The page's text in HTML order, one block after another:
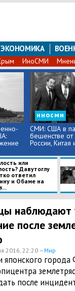
ЭКОНОМИКА
ИноСМИ
иносми
СМИ: США в
бешенстве от
России, Китая
или
Давутоглу
ответил
и Обаме на
наблюдают
после
2016, 22:20 —Мир
японского города
после